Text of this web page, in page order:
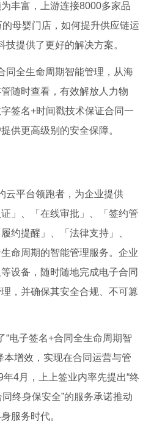
丰富，上游连接8000多家品
母婴门店，如何提升供应链运
提供了更好的解决方案。
同全生命周期智能管理，从海
随时查看，有效解放人力物
签名+时间戳技术保证合同一
供更高级别的安全保障。
云平台领跑者，为企业提供
」、「在线审批」、「签约管
约提醒」、「法律支持」、
命周期的智能管理服务。企业
设备，随时随地完成电子合同
，并确保其安全合规、不可篡
“电子签名+合同全生命周期智
本增效，实现在合同运营与管
4月，上上签业内率先提出“终
终身保安全”的服务承诺推动
服务时代。